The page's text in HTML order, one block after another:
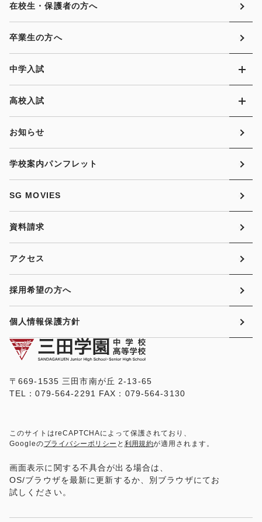
〒669-1535 三田市南が丘 2-13-65
TEL：079-564-2291 FAX：079-564-3130
このサイトはreCAPTCHAによって保護されており、
Googleのプライバシーポリシー と 利用規約が適用されます。
画面表示に関する不具合が出る場合は、
OS/ブラウザを最新に更新するか、別ブラウザにてお
試しください。
在校生・保護者の方へ
卒業生の方へ
中学入試
高校入試
お知らせ
学校案内パンフレット
SG MOVIES
資料請求
アクセス
採用希望の方へ
個人情報保護方針